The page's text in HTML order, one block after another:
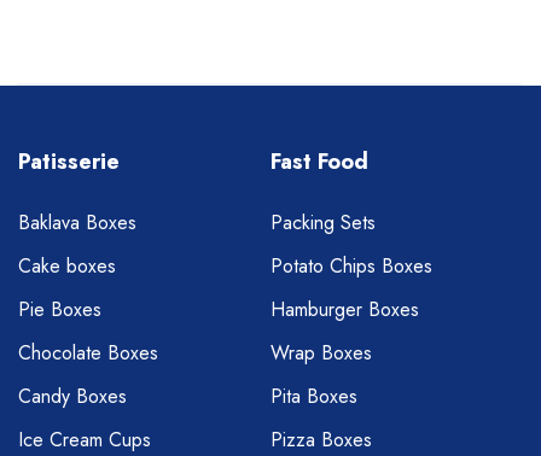
Patisserie
Baklava Boxes
Cake boxes
Pie Boxes
Chocolate Boxes
Candy Boxes
Ice Cream Cups
Fast Food
Packing Sets
Potato Chips Boxes
Hamburger Boxes
Wrap Boxes
Pita Boxes
Pizza Boxes